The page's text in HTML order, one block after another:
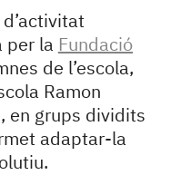
per la Fundació
de l’escola,
Ramon
en grups dividits
adaptar-la